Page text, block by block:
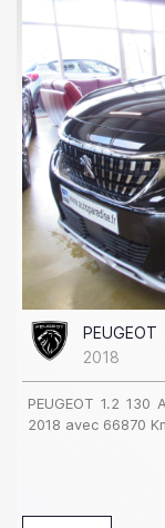
PEUGEOT
2018
PEUGEOT 1.2 130
2018 avec 66870